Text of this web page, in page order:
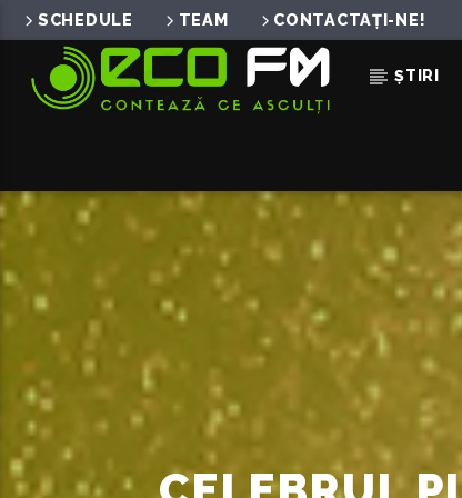
SCHEDULE TEAM CONTACTAȚI-NE!
ȘTIRI
ACUM ÎN DIRECT
CONTEAZA CE ASCULTI
ECO FM